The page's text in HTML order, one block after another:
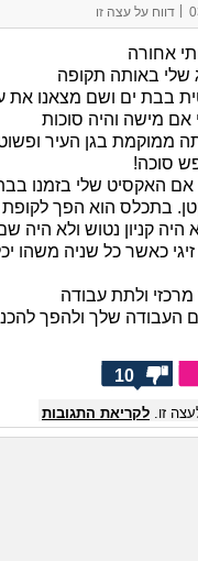
דווח על עצה זו
אחורה
בבת ים ושם מצאנו את
ממוקמת בגן העיר ופשוט
סוכה!
שוב נחזור לגיל 18 אם האקסיט שלי
בתכלס הוא הפך לקופת
קניון נטוש ולא היה
זיגי כאשר כל שניה משהו
מרכזי ולתת עבודה
העבודה שלך ולהפך
10
זו. לקריאת התגובות